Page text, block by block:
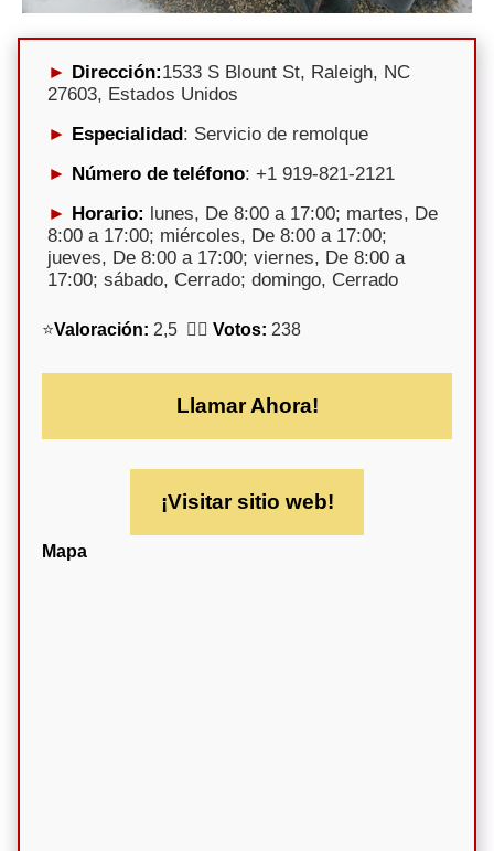
Dirección:1533 S Blount St, Raleigh, NC
27603, Estados Unidos
Especialidad : Servicio de remolque
Número de teléfono: +1 919-821-2121
Horario:
lunes, De 8:00 a 17:00; martes, De
8:00 a 17:00; miércoles, De 8:00 a 17:00;
jueves, De 8:00 a 17:00; viernes, De 8:00 a
17:00; sábado, Cerrado; domingo, Cerrado
⭐Valoración: 2,5 🕵️‍♀️ Votos: 238
Llamar Ahora!
¡Visitar sitio web!
Mapa